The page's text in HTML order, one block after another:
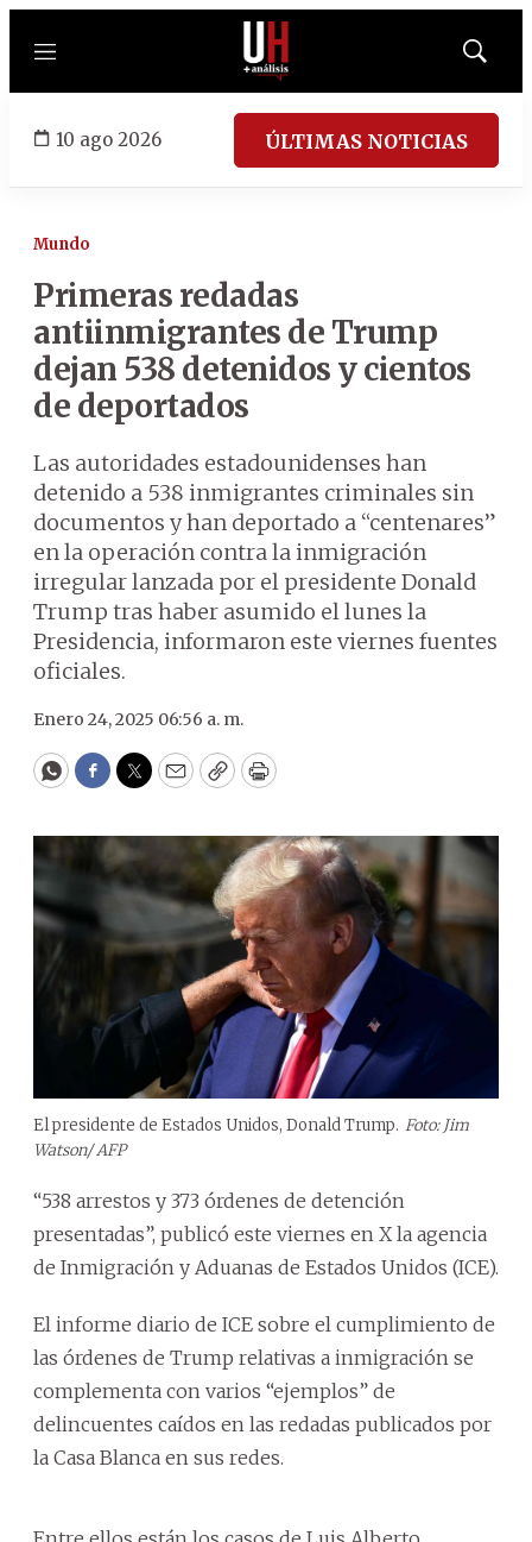
Menú
Mostrar
10 ago 2026 ÚLTIMAS NOTICIAS
Mundo
Primeras redadas
antiinmigrantes de Trump
dejan 538 detenidos y cientos
de deportados
Las autoridades estadounidenses han
detenido a 538 inmigrantes criminales sin
documentos y han deportado a “centenares”
en la operación contra la inmigración
irregular lanzada por el presidente Donald
Trump tras haber asumido el lunes la
Presidencia, informaron este viernes fuentes
oficiales.
Enero 24, 2025 06:56 a. m.
WhatsApp
Facebook
Twitter
EmailCopyPrint
El presidente de Estados Unidos, Donald Trump. Foto: Jim
Watson/ AFP
“538 arrestos y 373 órdenes de detención
presentadas”, publicó este viernes en X la agencia
de Inmigración y Aduanas de Estados Unidos (ICE).
El informe diario de ICE sobre el cumplimiento de
las órdenes de Trump relativas a inmigración se
complementa con varios “ejemplos” de
delincuentes caídos en las redadas publicados por
la Casa Blanca en sus redes.